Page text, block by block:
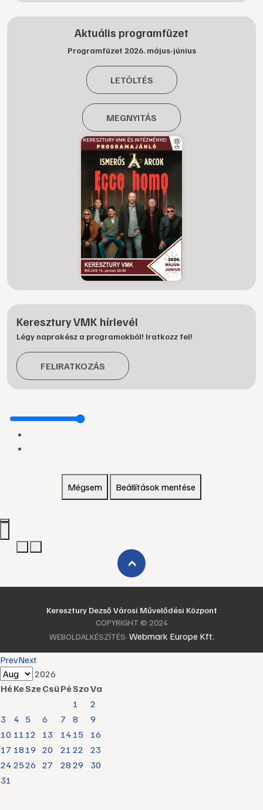
Aktuális programfüzet
Programfüzet 2026. május-június
LETÖLTÉS
MEGNYITÁS
Keresztury VMK hírlevél
Légy naprakész a programokból! Iratkozz fel!
FELIRATKOZÁS
Mégsem Beállítások mentése
›
Keresztury Dezső Városi Művelődési Központ
COPYRIGHT © 2024
WEBOLDALKÉSZÍTÉS: Webmark Europe Kft.
PrevNext
2026
HéKeSzeCsüPéSzoVa
1
2
3
4 5 6 7 8
9
10 11 12 13 14 15
16
17 18 19 20 21 22
23
24 2526 27 28 29
30
31